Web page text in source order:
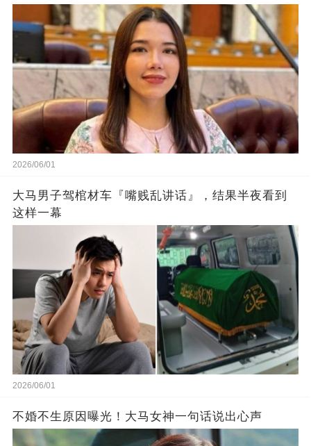
2026/06/01
大马男子驾棺材车『嘴贱乱讲话』，结果半夜看到
这样一幕
2026/06/01
不婚不生原因曝光！大马女神一句话说出心声